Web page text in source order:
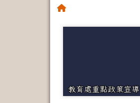
回首頁
教育處重點政策宣導